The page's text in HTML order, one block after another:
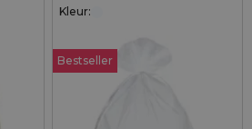
Kleur:
Bestseller